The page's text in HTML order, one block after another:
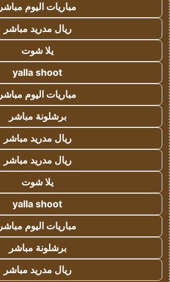
مباريات اليوم مباشر
ريال مدريد مباشر
يلا شوت
yalla shoot
مباريات اليوم مباشر
برشلونة مباشر
ريال مدريد مباشر
ريال مدريد مباشر
يلا شوت
yalla shoot
مباريات اليوم مباشر
برشلونة مباشر
ريال مدريد مباشر